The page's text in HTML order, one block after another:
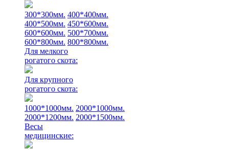
300*300мм. 400*400мм.
400*500мм. 450*600мм.
600*600мм. 500*700мм.
600*800мм. 800*800мм.
Для мелкого
рогатого скота:
Для крупного
рогатого скота:
1000*1000мм. 2000*1000мм.
2000*1200мм. 2000*1500мм.
Весы
медицинские: